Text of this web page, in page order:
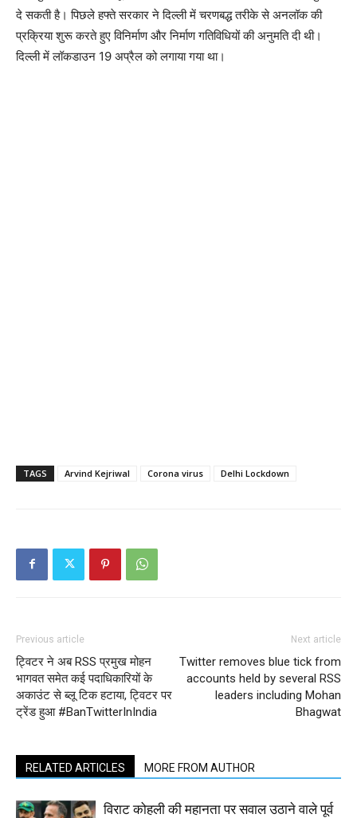
दे सकती है। पिछले हफ्ते सरकार ने दिल्ली में चरणबद्ध तरीके से अनलॉक की
प्रक्रिया शुरू करते हुए विनिर्माण और निर्माण गतिविधियों की अनुमति दी थी।
दिल्ली में लॉकडाउन 19 अप्रैल को लगाया गया था।
TAGS Arvind Kejriwal Corona virus Delhi Lockdown
Previous article
ट्विटर ने अब RSS प्रमुख मोहन
भागवत समेत कई पदाधिकारियों के
अकाउंट से ब्लू टिक हटाया, ट्विटर पर
ट्रेंड हुआ #BanTwitterInIndia
Next article
Twitter removes blue tick from
accounts held by several RSS
leaders including Mohan
Bhagwat
RELATED ARTICLES MORE FROM AUTHOR
विराट कोहली की महानता पर सवाल उठाने वाले पूर्व